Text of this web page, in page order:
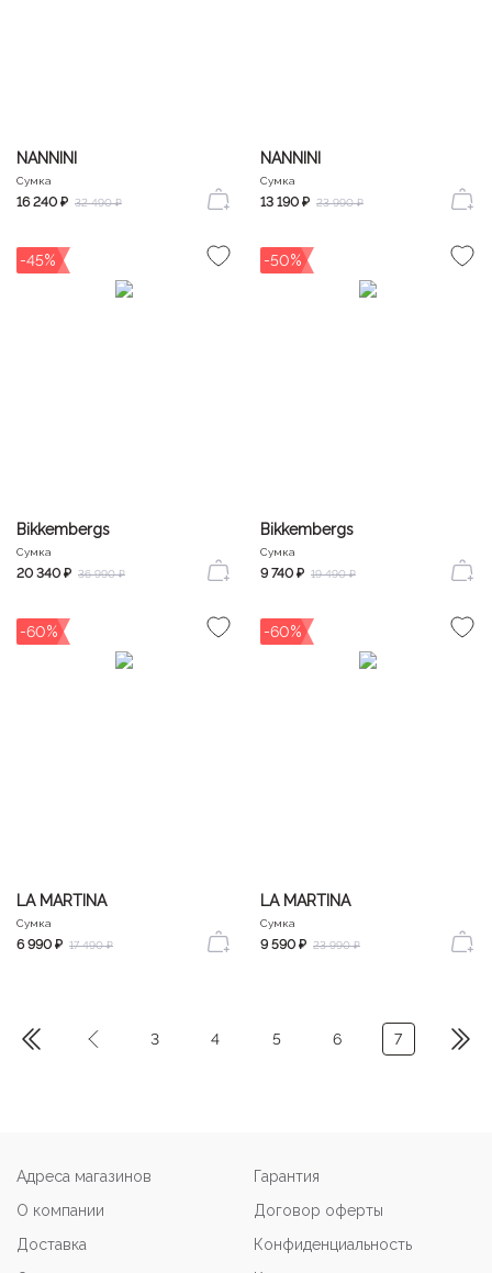
NANNINI
Сумка
16 240 ₽ 32 490 ₽
NANNINI
Сумка
13 190 ₽ 23 990 ₽
-45%
Bikkembergs
Сумка
20 340 ₽ 36 990 ₽
-50%
Bikkembergs
Сумка
9 740 ₽ 19 490 ₽
-60%
LA MARTINA
Сумка
6 990 ₽ 17 490 ₽
-60%
LA MARTINA
Сумка
9 590 ₽ 23 990 ₽
3 4 5 6 7
Адреса магазинов
О компании
Доставка
Гарантия
Договор оферты
Конфиденциальность